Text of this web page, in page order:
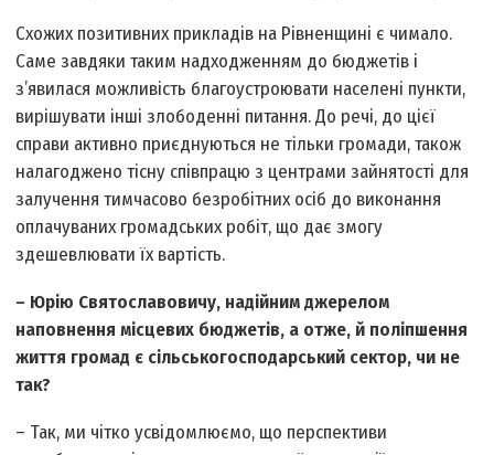
Схожих позитивних прикладів на Рівненщині є чимало.
Саме завдяки таким надходженням до бюджетів і
з’явилася можливість благоустроювати населені пункти,
вирішувати інші злободенні питання. До речі, до цієї
справи активно приєднуються не тільки громади, також
налагоджено тісну співпрацю з центрами зайнятості для
залучення тимчасово безробітних осіб до виконання
оплачуваних громадських робіт, що дає змогу
здешевлювати їх вартість.
– Юрію Святославовичу, надійним джерелом
наповнення місцевих бюджетів, а отже, й поліпшення
життя громад є сільськогосподарський сектор, чи не
так?
– Так, ми чітко усвідомлюємо, що перспективи